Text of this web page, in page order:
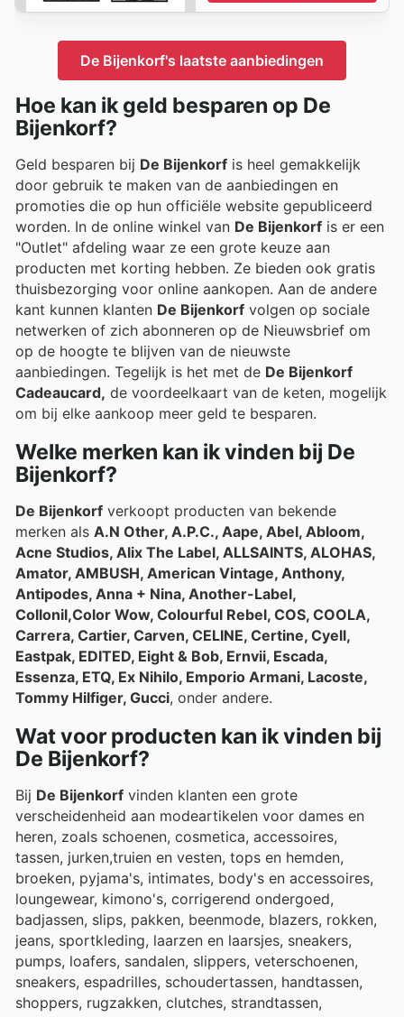
De Bijenkorf's laatste aanbiedingen
Hoe kan ik geld besparen op De
Bijenkorf?
Geld besparen bij De Bijenkorf is heel gemakkelijk
door gebruik te maken van de aanbiedingen en
promoties die op hun officiële website gepubliceerd
worden. In de online winkel van De Bijenkorf is er een
"Outlet" afdeling waar ze een grote keuze aan
producten met korting hebben. Ze bieden ook gratis
thuisbezorging voor online aankopen. Aan de andere
kant kunnen klanten De Bijenkorf volgen op sociale
netwerken of zich abonneren op de Nieuwsbrief om
op de hoogte te blijven van de nieuwste
aanbiedingen. Tegelijk is het met de De Bijenkorf
Cadeaucard, de voordeelkaart van de keten, mogelijk
om bij elke aankoop meer geld te besparen.
Welke merken kan ik vinden bij De
Bijenkorf?
De Bijenkorf verkoopt producten van bekende
merken als A.N Other, A.P.C., Aape, Abel, Abloom,
Acne Studios, Alix The Label, ALLSAINTS, ALOHAS,
Amator, AMBUSH, American Vintage, Anthony,
Antipodes, Anna + Nina, Another-Label,
Collonil,Color Wow, Colourful Rebel, COS, COOLA,
Carrera, Cartier, Carven, CELINE, Certine, Cyell,
Eastpak, EDITED, Eight & Bob, Ernvii, Escada,
Essenza, ETQ, Ex Nihilo, Emporio Armani, Lacoste,
Tommy Hilfiger, Gucci, onder andere.
Wat voor producten kan ik vinden bij
De Bijenkorf?
Bij De Bijenkorf vinden klanten een grote
verscheidenheid aan modeartikelen voor dames en
heren, zoals schoenen, cosmetica, accessoires,
tassen, jurken,truien en vesten, tops en hemden,
broeken, pyjama's, intimates, body's en accessoires,
loungewear, kimono's, corrigerend ondergoed,
badjassen, slips, pakken, beenmode, blazers, rokken,
jeans, sportkleding, laarzen en laarsjes, sneakers,
pumps, loafers, sandalen, slippers, veterschoenen,
sneakers, espadrilles, schoudertassen, handtassen,
shoppers, rugzakken, clutches, strandtassen,